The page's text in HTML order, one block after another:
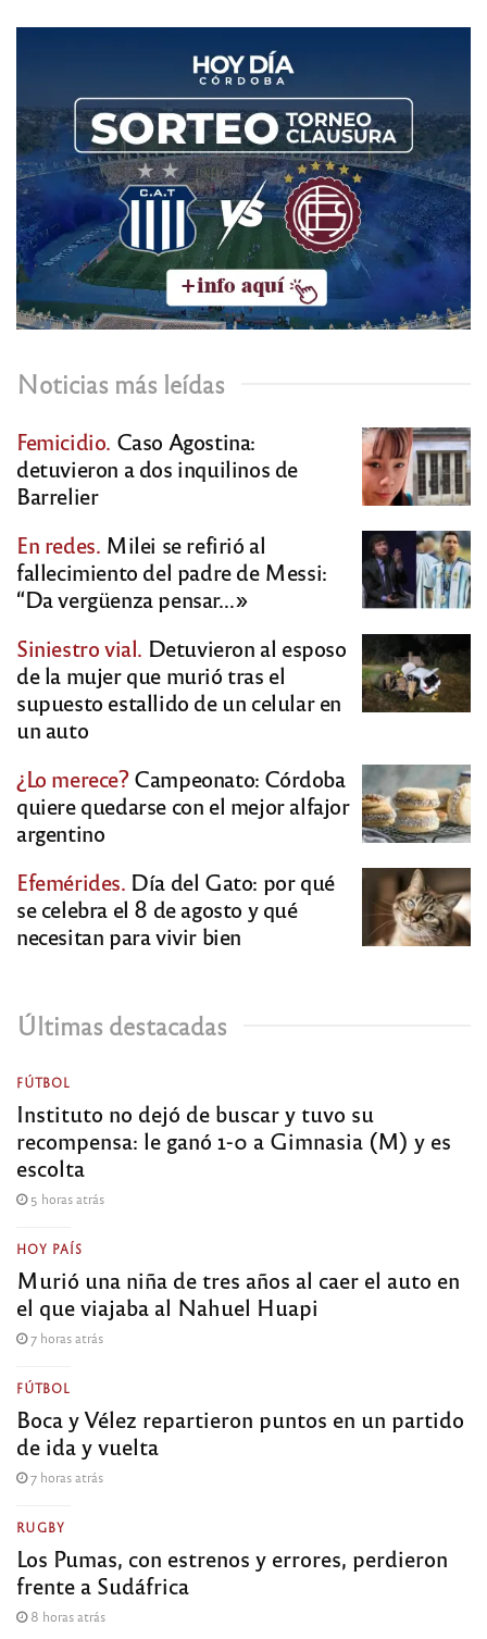
Noticias más leídas
Femicidio. Caso Agostina:
detuvieron a dos inquilinos de
Barrelier
En redes. Milei se refirió al
fallecimiento del padre de Messi:
“Da vergüenza pensar…»
Siniestro vial. Detuvieron al esposo
de la mujer que murió tras el
supuesto estallido de un celular en
un auto
¿Lo merece?Campeonato: Córdoba
quiere quedarse con el mejor alfajor
argentino
Efemérides. Día del Gato: por qué
se celebra el 8 de agosto y qué
necesitan para vivir bien
Últimas destacadas
FÚTBOL
Instituto no dejó de buscar y tuvo su
recompensa: le ganó 1-0 a Gimnasia (M) y es
escolta
5 horas atrás
HOY PAÍS
Murió una niña de tres años al caer el auto en
el que viajaba al Nahuel Huapi
7 horas atrás
FÚTBOL
Boca y Vélez repartieron puntos en un partido
de ida y vuelta
7 horas atrás
RUGBY
Los Pumas, con estrenos y errores, perdieron
frente a Sudáfrica
8 horas atrás